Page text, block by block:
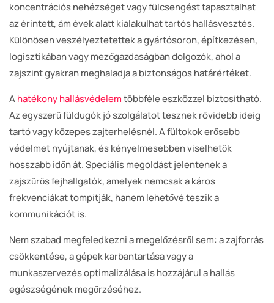
koncentrációs nehézséget vagy fülcsengést tapasztalhat
az érintett, ám évek alatt kialakulhat tartós hallásvesztés.
Különösen veszélyeztetettek a gyártósoron, építkezésen,
logisztikában vagy mezőgazdaságban dolgozók, ahol a
zajszint gyakran meghaladja a biztonságos határértéket.
Ahatékony hallásvédelemtöbbféle eszközzel biztosítható.
Az egyszerű füldugók jó szolgálatot tesznek rövidebb ideig
tartó vagy közepes zajterhelésnél. A fültokok erősebb
védelmet nyújtanak, és kényelmesebben viselhetők
hosszabb időn át. Speciális megoldást jelentenek a
zajszűrős fejhallgatók, amelyek nemcsak a káros
frekvenciákat tompítják, hanem lehetővé teszik a
kommunikációt is.
Nem szabad megfeledkezni a megelőzésről sem: a zajforrás
csökkentése, a gépek karbantartása vagy a
munkaszervezés optimalizálása is hozzájárul a hallás
egészségének megőrzéséhez.